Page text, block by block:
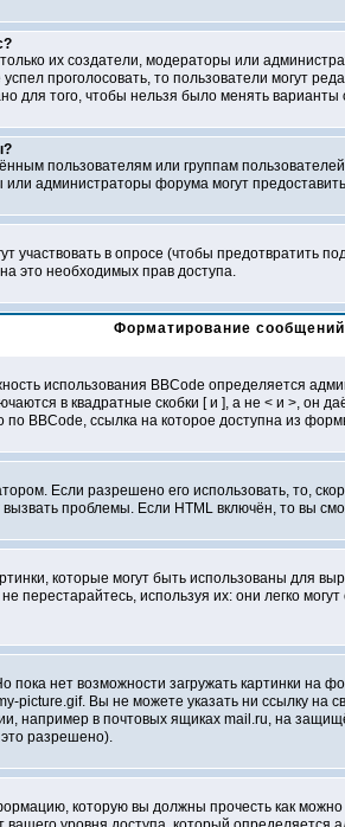
их создатели, модераторы или
проголосовать, то пользователи могут
для того, чтобы нельзя было менять варианты
пользователям или группам
администраторы форума могут
участвовать в опросе (чтобы предотвратить
это необходимых прав доступа.
Форматирование
использования BBCode определяется
в квадратные скобки [ и ], а не < и >,
BBCode, ссылка на которое доступна из
Если разрешено его использовать, то,
вызвать проблемы. Если HTML включён, то вы
которые могут быть использованы для
перестарайтесь, используя их: они легко
пока нет возможности загружать картинки на
picture.gif. Вы не можете указать ни ссылку на
например в почтовых ящиках mail.ru, на
это разрешено).
которую вы должны прочесть как